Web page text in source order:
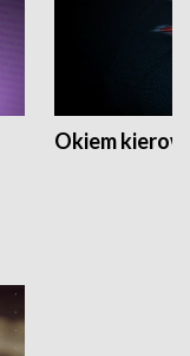
Okiem